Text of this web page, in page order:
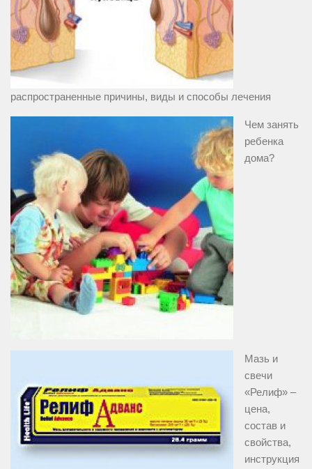
распространенные причины, виды и способы лечения
Чем занять
ребенка
дома?
Мазь и
свечи
«Релиф» –
цена,
состав и
свойства,
инструкция